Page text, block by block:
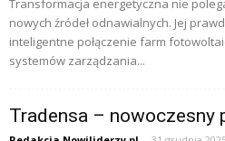
nowych źródeł odnawialnych. Jej
inteligentne połączenie farm
systemów zarządzania...
Tradensa – nowoczesny